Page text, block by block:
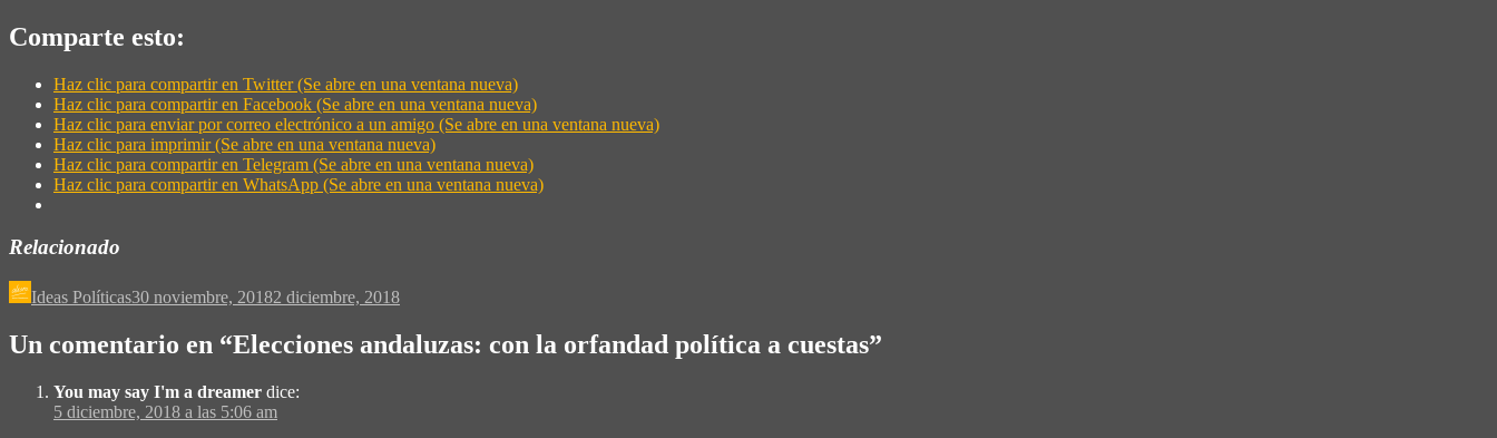
Comparte esto:
Haz clic para compartir en Twitter (Se abre en una ventana nueva)
Haz clic para compartir en Facebook (Se abre en una ventana nueva)
Haz clic para enviar por correo electrónico a un amigo (Se abre en una ventana nueva)
Haz clic para imprimir (Se abre en una ventana nueva)
Haz clic para compartir en Telegram (Se abre en una ventana nueva)
Haz clic para compartir en WhatsApp (Se abre en una ventana nueva)
Relacionado
Ideas Políticas30 noviembre, 20182 diciembre, 2018
Un comentario en “Elecciones andaluzas: con la orfandad política a cuestas”
You may say I'm a dreamer dice:
5 diciembre, 2018 a las 5:06 am